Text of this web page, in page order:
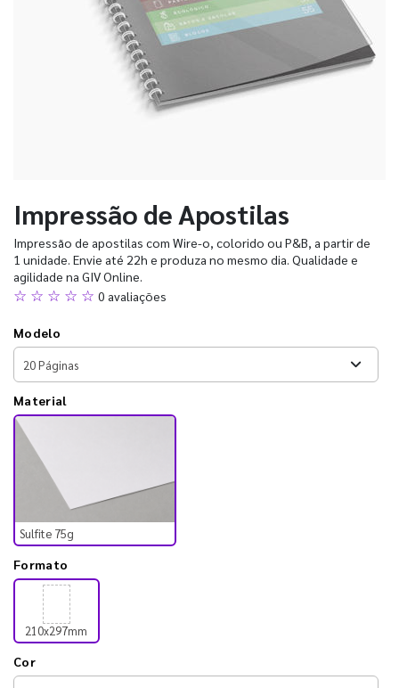
Impressão de Apostilas
Impressão de apostilas com Wire-o, colorido ou P&B, a partir de
1 unidade. Envie até 22h e produza no mesmo dia. Qualidade e
agilidade na GIV Online.
☆ ☆ ☆ ☆ ☆ 0 avaliações
Modelo
Material
Sulfite 75g
Formato
210x297mm
Cor